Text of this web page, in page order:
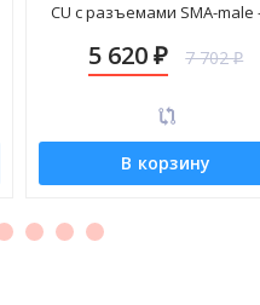
CU с разъемами SMA-male
5 620₽ 7 702₽
В корзину